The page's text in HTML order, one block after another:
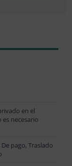
en el
necesario
pago, Traslado